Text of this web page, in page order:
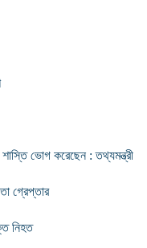
শাস্তি ভোগ করেছেন : তথ্যমন্ত্রী
গ্রেপ্তার
নিহত